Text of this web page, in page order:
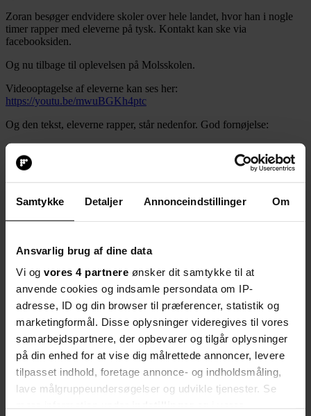
Samtykke Detaljer Annonceindstillinger Om
Ansvarlig brug af dine data
Vi og vores 4 partnere ønsker dit samtykke til at
anvende cookies og indsamle persondata om IP-
adresse, ID og din browser til præferencer, statistik og
marketingformål. Disse oplysninger videregives til vores
samarbejdspartnere, der opbevarer og tilgår oplysninger
på din enhed for at vise dig målrettede annoncer, levere
tilpasset indhold, foretage annonce- og indholdsmåling,
lave målgruppeundersøgelser og udvikle tjenester. Se
Zoran besøger endvidere skoler over hele landet, hvor han i nogle
timer rapper med eleverne på tysk. Kontakt kan ske via
facebooksiden.
Og nu tilbage til oplevelsen på Molsskolen.
Videooptagelse af eleverne kan ses her:
https://youtu.be/mwuBGKh4ptc
Og den tekst, eleverne rapper, står nedenfor. God fornøjelse:
SCHOKOLADE SONGTEXT
Ich esse jeden Tag Obst, mal weniger, mal mehr.
Bei uns zu hause ist der Obstteller niemals leer.
Und Mama sagt: "Iß die Äpfel und Bananen,
Und dann erzählt sie mir: Wie wichtig die Vitamine sind und sagt:
'Komm, iß deinen Teller auf, sei ein liebes Kind."
Und ich bin lieb , der Liebste den es gibt.
Aber wenn ich aufgegessen hab', dann sing ich dieses Lied:
Obst und lecker Gemüse, ja, das macht mich groß und stark.
Denn heute möcht' ich zu Oma fahren,
die gibt mir was ich mag.